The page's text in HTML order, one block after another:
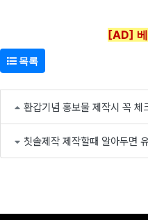
[AD]
목록
환갑기념 홍보물 제작시 꼭 체
칫솔제작 제작할때 알아두면